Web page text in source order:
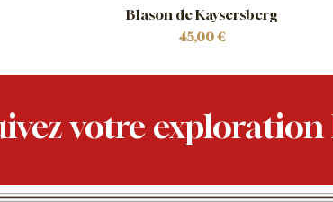
Blason de Kaysersberg
Prix
45,00 €
votre exploration